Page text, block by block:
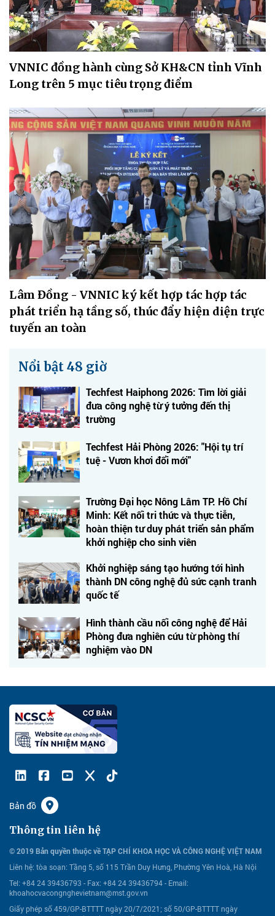
VNNIC đồng hành cùng Sở KH&CN tỉnh Vĩnh
Long trên 5 mục tiêu trọng điểm
Lâm Đồng - VNNIC ký kết hợp tác hợp tác
phát triển hạ tầng số, thúc đẩy hiện diện trực
tuyến an toàn
Nổi bật 48 giờ
Techfest Haiphong 2026: Tìm lời giải
đưa công nghệ từ ý tưởng đến thị
trường
Techfest Hải Phòng 2026: "Hội tụ trí
tuệ - Vươn khơi đổi mới"
Trường Đại học Nông Lâm TP. Hồ Chí
Minh: Kết nối tri thức và thực tiễn,
hoàn thiện tư duy phát triển sản phẩm
khởi nghiệp cho sinh viên
Khởi nghiệp sáng tạo hướng tới hình
thành DN công nghệ đủ sức cạnh tranh
quốc tế
Hình thành cầu nối công nghệ để Hải
Phòng đưa nghiên cứu từ phòng thí
nghiệm vào DN
Bản đồ
Thông tin liên hệ
© 2019 Bản quyền thuộc về TẠP CHÍ KHOA HỌC VÀ CÔNG NGHỆ VIỆT NAM
Liên hệ: tòa soạn: Tầng 5, số 115 Trần Duy Hưng, Phường Yên Hoà, Hà Nội
Tel: +84 24 39436793 - Fax: +84 24 39436794 - Email:
khoahocvacongnghevietnam@mst.gov.vn
Giấy phép số 459/GP-BTTTT ngày 20/7/2021; số 50/GP-BTTTT ngày